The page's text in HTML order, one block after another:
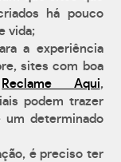
há pouco
vida;
a experiência
sites com boa
Reclame Aqui,
podem trazer
um determinado
é preciso ter